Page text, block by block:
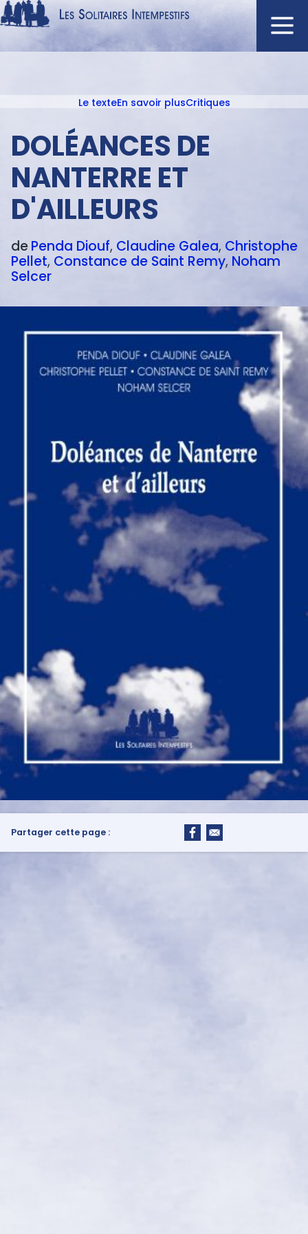
Aller
au
principal
Navigation
NOUVEAUTÉS
AUTEURS
À L'AFFICHE
CATALOGUE
DISTINCTIONS
CRITIQUES
PODCASTS
texte
Le texteEn savoir plusCritiques
DOLÉANCES DE
NANTERRE ET
D'AILLEURS
dePenda Diouf Claudine Galea Christophe
Pellet Constance de Saint Remy Noham
Selcer
Partager cette page :